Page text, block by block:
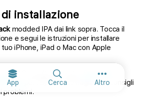
App Cerca AltroAltre
installazione
modded IPA dai link sopra. Tocca il
e segui le istruzioni per installare
iPhone, iPad o Mac con Apple
Consulta le nostre
Domande
per risposte dettagliate e consigli
problemi.